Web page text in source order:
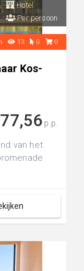
Hotel
Per persoon
13 0 0
Kos-
p.p.
van het